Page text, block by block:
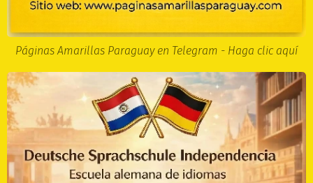
Páginas Amarillas Paraguay en Telegram - Haga clic aquí